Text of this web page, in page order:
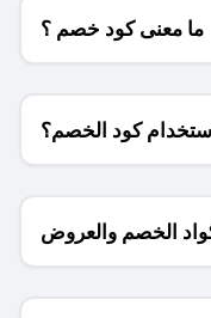
ما معنى كود خصم ؟
كود الخصم؟
الخصم والعروض
للمتاجر؟